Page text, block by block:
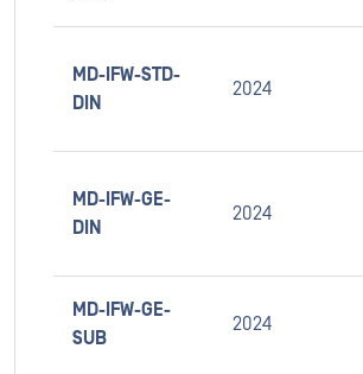
MD-IFW-STD-
DIN
2024
MD-IFW-GE-
DIN
2024
MD-IFW-GE-
SUB
2024